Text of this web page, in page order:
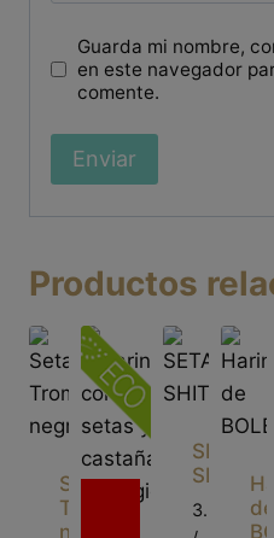
Guarda mi nombre,
en este navegador
comente.
Productos
Seta
Trompeta
negra
existencias
SETA
SHITAKE
3.5€
de